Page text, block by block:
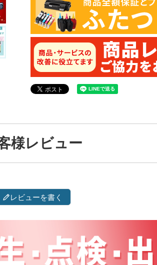
様レビュー
レビューを書く